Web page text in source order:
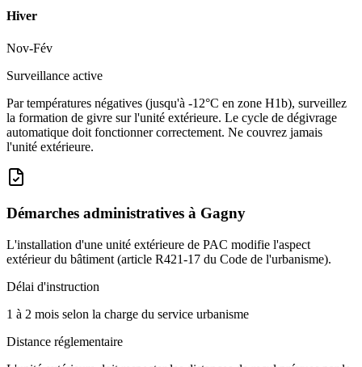
Hiver
Nov-Fév
Surveillance active
Par températures négatives (jusqu'à -12°C en zone H1b), surveillez
la formation de givre sur l'unité extérieure. Le cycle de dégivrage
automatique doit fonctionner correctement. Ne couvrez jamais
l'unité extérieure.
Démarches administratives à Gagny
L'installation d'une unité extérieure de PAC modifie l'aspect
extérieur du bâtiment (article R421-17 du Code de l'urbanisme).
Délai d'instruction
1 à 2 mois selon la charge du service urbanisme
Distance réglementaire